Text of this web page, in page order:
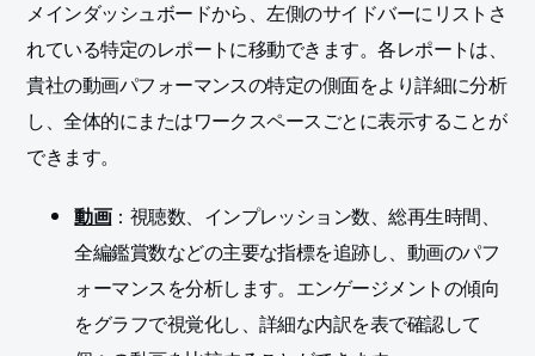
メインダッシュボードから、左側のサイドバーにリストさ
れている特定のレポートに移動できます。各レポートは、
貴社の動画パフォーマンスの特定の側面をより詳細に分析
し、全体的にまたはワークスペースごとに表示することが
できます。
動画：視聴数、インプレッション数、総再生時間、
全編鑑賞数などの主要な指標を追跡し、動画のパフ
ォーマンスを分析します。エンゲージメントの傾向
をグラフで視覚化し、詳細な内訳を表で確認して